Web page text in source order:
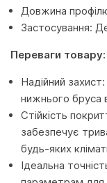
Довжина
Застосування:
Переваги товару:
Надійний
нижнього бруса
Стійкість
забезпечує
будь-яких
Ідеальна